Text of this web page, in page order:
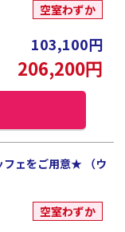
空室わずか
103,100円
206,200円
フェをご用意★ （ウ
空室わずか